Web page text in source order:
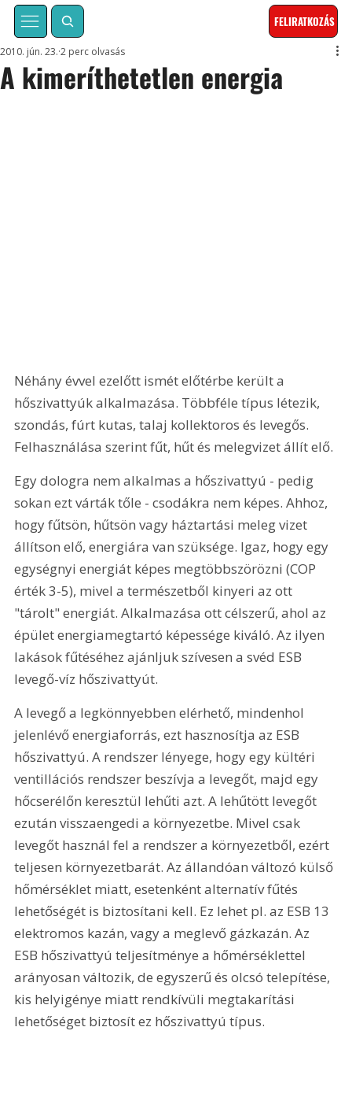
FELIRATKOZÁS
A kimeríthetetlen energia
2010. jún. 23. 2 perc olvasás
Néhány évvel ezelőtt ismét előtérbe került a
hőszivattyúk alkalmazása. Többféle típus létezik,
szondás, fúrt kutas, talaj kollektoros és levegős.
Felhasználása szerint fűt, hűt és melegvizet állít elő.
Egy dologra nem alkalmas a hőszivattyú - pedig
sokan ezt várták tőle - csodákra nem képes. Ahhoz,
hogy fűtsön, hűtsön vagy háztartási meleg vizet
állítson elő, energiára van szüksége. Igaz, hogy egy
egységnyi energiát képes megtöbbszörözni (COP
érték 3-5), mivel a természetből kinyeri az ott
"tárolt" energiát. Alkalmazása ott célszerű, ahol az
épület energiamegtartó képessége kiváló. Az ilyen
lakások fűtéséhez ajánljuk szívesen a svéd ESB
levegő-víz hőszivattyút.
A levegő a legkönnyebben elérhető, mindenhol
jelenlévő energiaforrás, ezt hasznosítja az ESB
hőszivattyú. A rendszer lényege, hogy egy kültéri
ventillációs rendszer beszívja a levegőt, majd egy
hőcserélőn keresztül lehűti azt. A lehűtött levegőt
ezután visszaengedi a környezetbe. Mivel csak
levegőt használ fel a rendszer a környezetből, ezért
teljesen környezetbarát. Az állandóan változó külső
hőmérséklet miatt, esetenként alternatív fűtés
lehetőségét is biztosítani kell. Ez lehet pl. az ESB 13
elektromos kazán, vagy a meglevő gázkazán. Az
ESB hőszivattyú teljesítménye a hőmérséklettel
arányosan változik, de egyszerű és olcsó telepítése,
kis helyigénye miatt rendkívüli megtakarítási
lehetőséget biztosít ez hőszivattyú típus.